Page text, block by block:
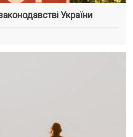
України